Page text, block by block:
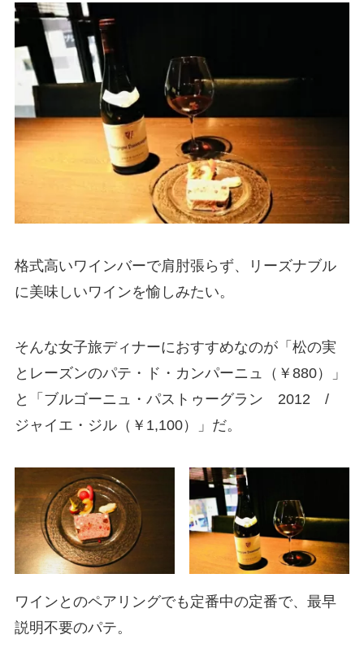
格式高いワインバーで肩肘張らず、リーズナブル
に美味しいワインを愉しみたい。
そんな女子旅ディナーにおすすめなのが「松の実
とレーズンのパテ・ド・カンパーニュ（￥880）」
と「ブルゴーニュ・パストゥーグラン 2012 /
ジャイエ・ジル（￥1,100）」だ。
ワインとのペアリングでも定番中の定番で、最早
説明不要のパテ。